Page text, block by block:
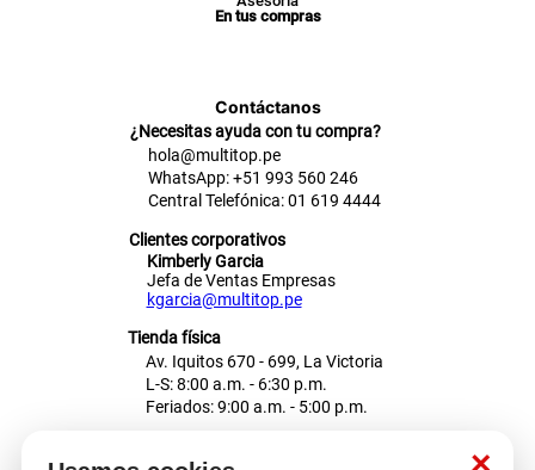
En tus compras
Contáctanos
¿Necesitas ayuda con tu compra?
hola@multitop.pe
WhatsApp: +51 993 560 246
Central Telefónica: 01 619 4444
Clientes corporativos
Kimberly Garcia
Jefa de Ventas Empresas
kgarcia@multitop.pe
Tienda física
Av. Iquitos 670 - 699, La Victoria
L-S: 8:00 a.m. - 6:30 p.m.
Feriados: 9:00 a.m. - 5:00 p.m.